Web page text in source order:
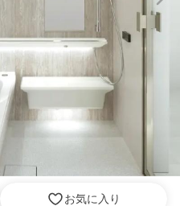
お気に入り